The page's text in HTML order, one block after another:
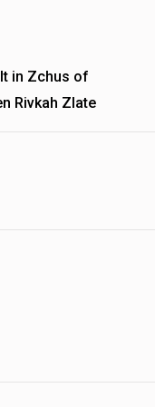
in Zchus of
Rivkah Zlate